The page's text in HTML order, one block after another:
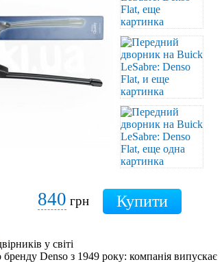
840 грн
у світі
бренду Denso з 1949 року: компанія випускає